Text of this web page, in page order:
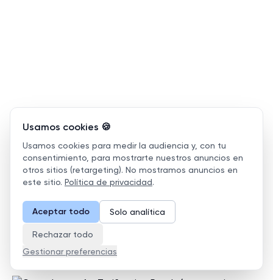
tarification (comparaison avec
d'autres options d'IA comme
Conversaflex)
Comparez Duolingo pour entreprises (49,99 $/an) avec la
formation spécifique à l'emploi de Conversaflex, pilotée
par l'IA, et ses outils de conformité à la Loi 96.
Usamos cookies 🍪
Usamos cookies para medir la audiencia y, con tu
consentimiento, para mostrarte nuestros anuncios en
otros sitios (retargeting). No mostramos anuncios en
este sitio. Política de privacidad.
Aceptar todo Solo analítica
Rechazar todo
Gestionar preferencias